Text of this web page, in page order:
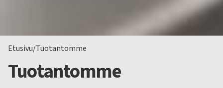
Etusivu/Tuotantomme
Tuotantomme